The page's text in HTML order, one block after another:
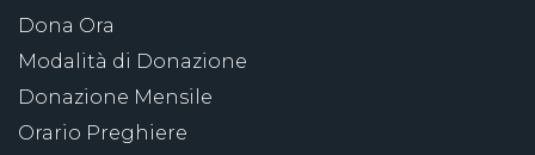
Dona Ora
Modalità di Donazione
Donazione Mensile
Orario Preghiere